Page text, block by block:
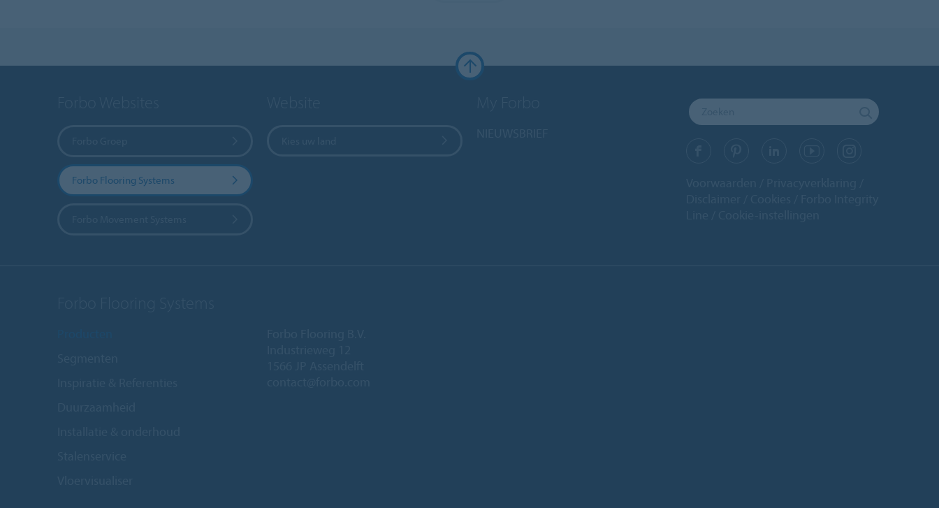
Forbo Flooring Systems